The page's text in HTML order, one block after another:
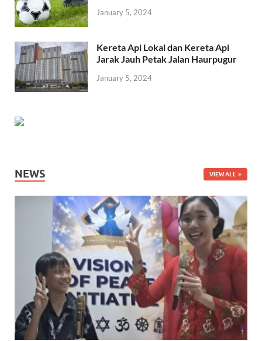
January 5, 2024
Kereta Api Lokal dan Kereta Api
Jarak Jauh Petak Jalan Haurpugur
January 5, 2024
NEWS VIEW ALL